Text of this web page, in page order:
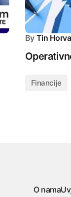
By Tin
Financije
O nama